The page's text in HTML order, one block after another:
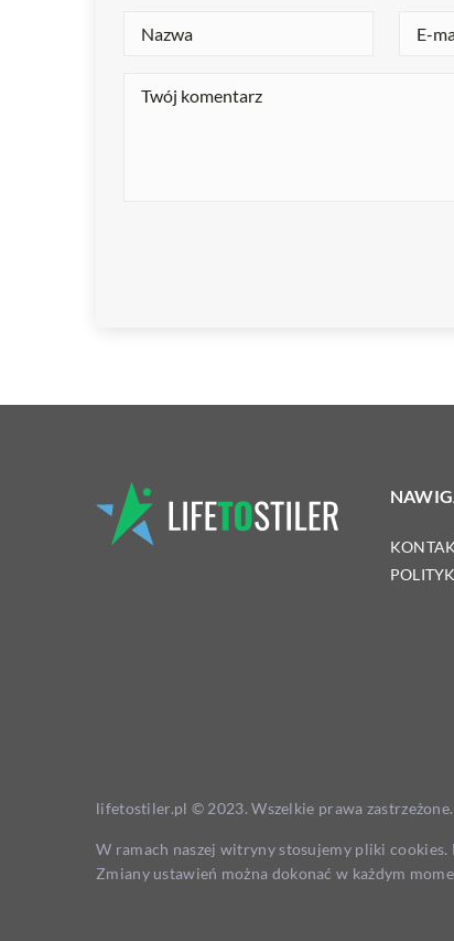
lifetostiler.pl © 2023. Wszelkie prawa zastrzeżone.
W ramach naszej witryny stosujemy pliki cookies.
Zmiany ustawień można dokonać w każdym